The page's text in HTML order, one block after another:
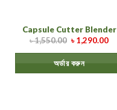
Capsule Cutter Blender
৳1,550.00 ৳1,290.00
অর্ডার করুন